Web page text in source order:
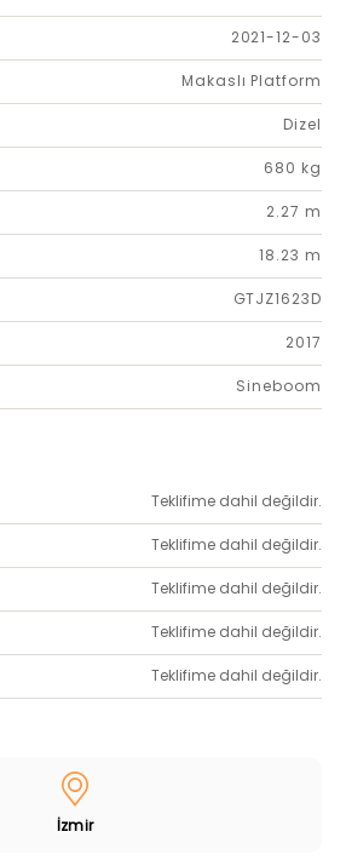
2021-12-03
Makaslı Platform
Dizel
680 kg
2.27 m
18.23 m
GTJZ1623D
2017
Sineboom
Teklifime dahil değildir.
Teklifime dahil değildir.
Teklifime dahil değildir.
Teklifime dahil değildir.
Teklifime dahil değildir.
İzmir